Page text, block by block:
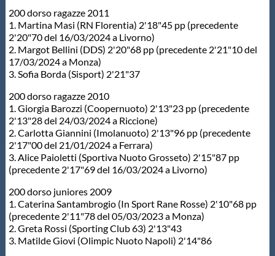
200 dorso ragazze 2011
1. Martina Masi (RN Florentia) 2'18"45 pp (precedente
2'20"70 del 16/03/2024 a Livorno)
2. Margot Bellini (DDS) 2'20"68 pp (precedente 2'21"10 del
17/03/2024 a Monza)
3. Sofia Borda (Sisport) 2'21"37
200 dorso ragazze 2010
1. Giorgia Barozzi (Coopernuoto) 2'13"23 pp (precedente
2'13"28 del 24/03/2024 a Riccione)
2. Carlotta Giannini (Imolanuoto) 2'13"96 pp (precedente
2'17"00 del 21/01/2024 a Ferrara)
3. Alice Paioletti (Sportiva Nuoto Grosseto) 2'15"87 pp
(precedente 2'17"69 del 16/03/2024 a Livorno)
200 dorso juniores 2009
1. Caterina Santambrogio (In Sport Rane Rosse) 2'10"68 pp
(precedente 2'11"78 del 05/03/2023 a Monza)
2. Greta Rossi (Sporting Club 63) 2'13"43
3. Matilde Giovi (Olimpic Nuoto Napoli) 2'14"86